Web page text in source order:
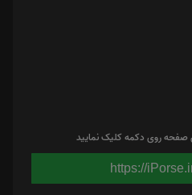
صفحه روی دکمه کلیک نمایید
https://